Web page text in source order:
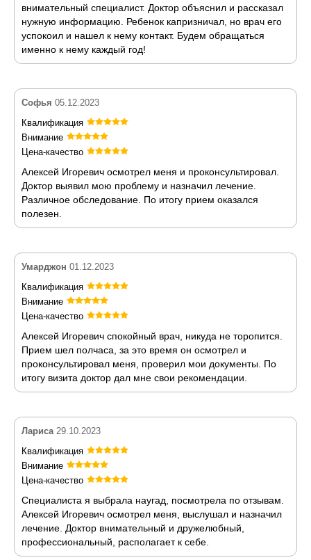
внимательный специалист. Доктор объяснил и рассказал
нужную информацию. Ребенок капризничал, но врач его
успокоил и нашел к нему контакт. Будем обращаться
именно к нему каждый год!
Софья 05.12.2023
Квалификация
Внимание
Цена-качество
Алексей Игоревич осмотрел меня и проконсультировал.
Доктор выявил мою проблему и назначил лечение.
Различное обследование. По итогу прием оказался
полезен.
Умарджон 01.12.2023
Квалификация
Внимание
Цена-качество
Алексей Игоревич спокойный врач, никуда не торопится.
Прием шел полчаса, за это время он осмотрел и
проконсультировал меня, проверил мои документы. По
итогу визита доктор дал мне свои рекомендации.
Лариса 29.10.2023
Квалификация
Внимание
Цена-качество
Специалиста я выбрала наугад, посмотрела по отзывам.
Алексей Игоревич осмотрел меня, выслушал и назначил
лечение. Доктор внимательный и дружелюбный,
профессиональный, располагает к себе.